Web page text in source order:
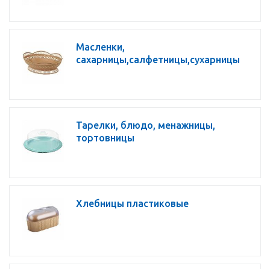
Масленки,
сахарницы,салфетницы,сухарницы
Тарелки, блюдо, менажницы,
тортовницы
Хлебницы пластиковые